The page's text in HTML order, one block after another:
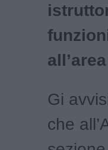
Gi
che